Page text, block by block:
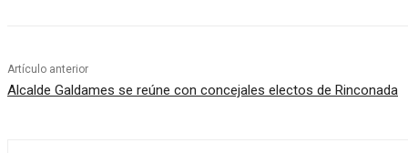
Artículo anterior
Alcalde Galdames se reúne con concejales electos de Rinconada